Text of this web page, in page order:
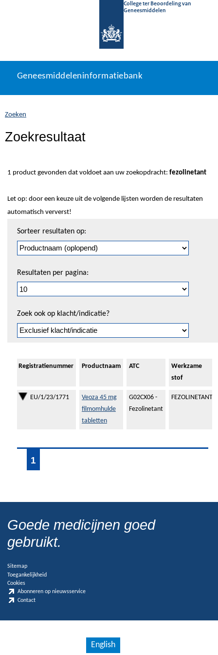
College ter Beoordeling van
Geneesmiddelen
naar
Geneesmiddeleninformatiebank
U
zich
hier:
Geneesmiddeleninformatiebank
Zoeken
Zoekresultaat
1 product gevonden dat voldoet aan uw zoekopdracht: fezolinetant
Let op: door een keuze uit de volgende lijsten worden de resultaten
automatisch ververst!
pagineren
Sorteer resultaten op:
Resultaten per pagina:
Zoek ook op klacht/indicatie?
Registratienummer Productnaam ATC
Werkzame
stof
EU/1/23/1771
Veoza 45 mg
filmomhulde
tabletten
G02CX06 -
Fezolinetant
FEZOLINETANT
1
Goede medicijnen goed
gebruikt.
Sitemap
Toegankelijkheid
Cookies
Abonneren op nieuwsservice
Contact
English